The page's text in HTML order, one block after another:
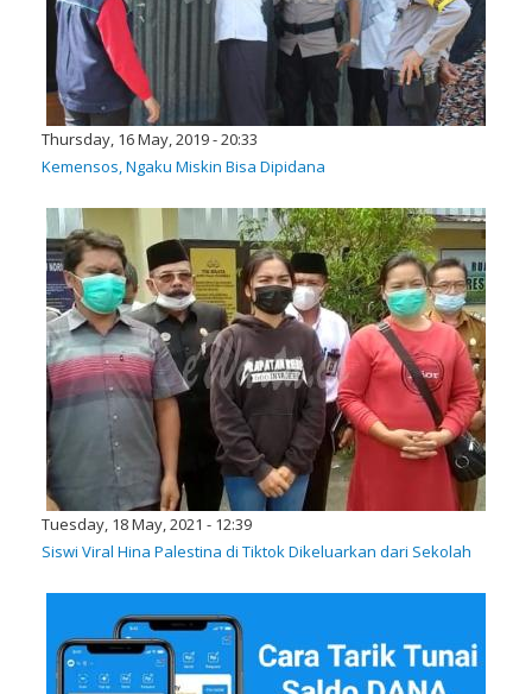
Thursday, 16 May, 2019 - 20:33
Kemensos, Ngaku Miskin Bisa Dipidana
Tuesday, 18 May, 2021 - 12:39
Siswi Viral Hina Palestina di Tiktok Dikeluarkan dari Sekolah